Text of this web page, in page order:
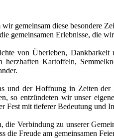
gemeinsam diese besondere
gemeinsamen Erlebnisse, die
von Überleben,
Kartoffeln,
und der Hoffnung in Zeiten
entzündeten wir unser
Fest mit tieferer Bedeutung und
Verbindung zu unserer
Freude am gemeinsamen